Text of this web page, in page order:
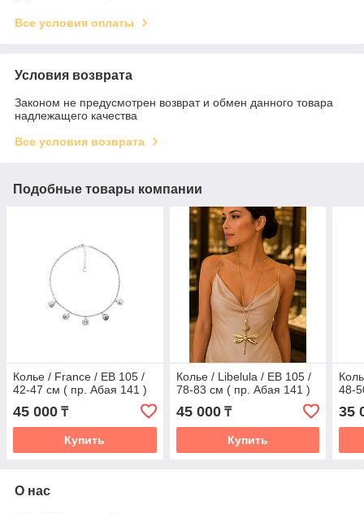
Все условия оплаты
Условия возврата
Законом не предусмотрен возврат и обмен данного товара
надлежащего качества
Все условия возврата
Подобные товары компании
Колье / France / EB 105 /
42-47 см ( пр. Абая 141 )
45 000 ₸
Купить
Колье / Libelula / EB 105 /
78-83 см ( пр. Абая 141 )
45 000₸
Купить
48-
35
О нас